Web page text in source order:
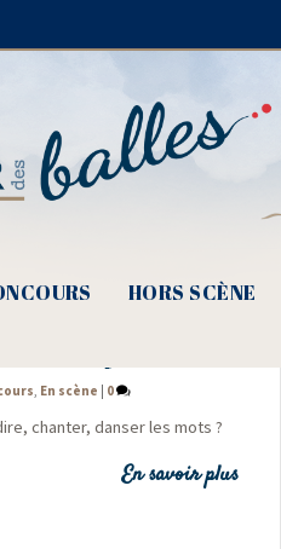
HORS SCÈNE
, En scène 0
chan­ter, dan­ser les mots ?
En savoir plus